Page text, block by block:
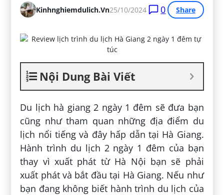
Kinhnghiemdulich.vn25/10/2024 0 Share
Nội Dung Bài Viết
Du lịch hà giang 2 ngày 1 đêm sẽ đưa bạn
cũng như tham quan những địa điểm du
lịch nổi tiếng và đây hấp dẫn tại Hà Giang.
Hành trình du lịch 2 ngày 1 đêm của bạn
thay vì xuất phát từ Hà Nội bạn sẽ phải
xuất phát và bắt đầu tại Hà Giang. Nếu như
bạn đang không biết hành trình du lịch của